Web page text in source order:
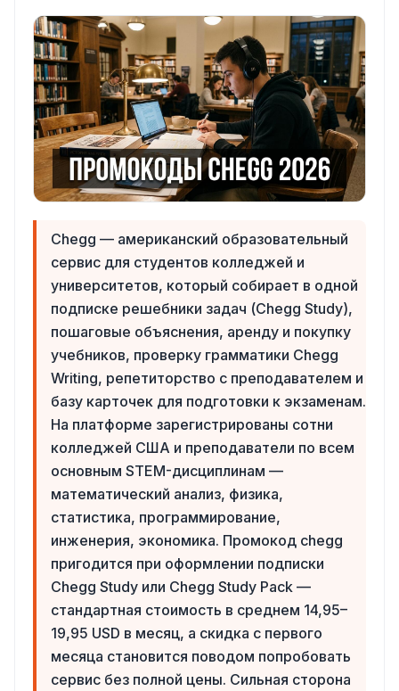
Chegg — американский образовательный
сервис для студентов колледжей и
университетов, который собирает в одной
подписке решебники задач (Chegg Study),
пошаговые объяснения, аренду и покупку
учебников, проверку грамматики Chegg
Writing, репетиторство с преподавателем и
базу карточек для подготовки к экзаменам.
На платформе зарегистрированы сотни
колледжей США и преподаватели по всем
основным STEM-дисциплинам —
математический анализ, физика,
статистика, программирование,
инженерия, экономика. Промокод chegg
пригодится при оформлении подписки
Chegg Study или Chegg Study Pack —
стандартная стоимость в среднем 14,95–
19,95 USD в месяц, а скидка с первого
месяца становится поводом попробовать
сервис без полной цены. Сильная сторона